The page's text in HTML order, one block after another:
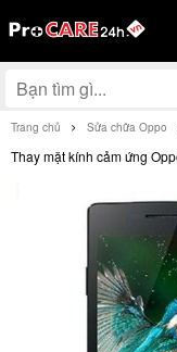
Trang chủ Sửa chữa Oppo
Thay mặt kính cảm ứng